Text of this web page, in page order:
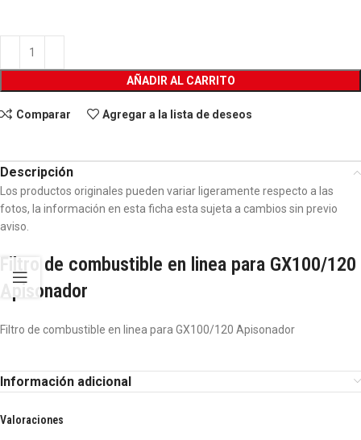
AÑADIR AL CARRITO
Comparar Agregar a la lista de deseos
Descripción
Los productos originales pueden variar ligeramente respecto a las
fotos, la información en esta ficha esta sujeta a cambios sin previo
aviso.
Filtro de combustible en linea para GX100/120
Apisonador
Filtro de combustible en linea para GX100/120 Apisonador
Información adicional
Valoraciones